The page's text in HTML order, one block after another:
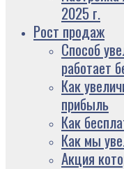
2025 г.
Рост продаж
Способ
работает
Как
прибыль
Как
Как мы
Акция